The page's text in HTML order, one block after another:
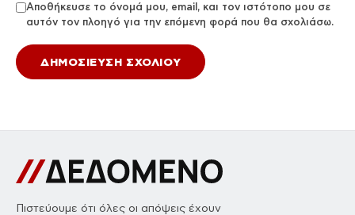
Αποθήκευσε το όνομά μου, email, και τον ιστότοπο μου σε
αυτόν τον πλοηγό για την επόμενη φορά που θα σχολιάσω.
Πιστεύουμε ότι όλες οι απόψεις έχουν